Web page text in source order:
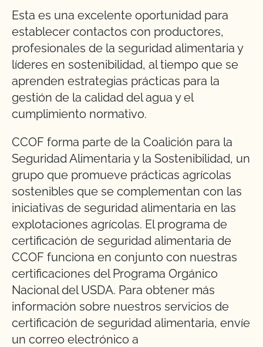
Esta es una excelente oportunidad para
establecer contactos con productores,
profesionales de la seguridad alimentaria y
líderes en sostenibilidad, al tiempo que se
aprenden estrategias prácticas para la
gestión de la calidad del agua y el
cumplimiento normativo.
CCOF forma parte de la Coalición para la
Seguridad Alimentaria y la Sostenibilidad, un
grupo que promueve prácticas agrícolas
sostenibles que se complementan con las
iniciativas de seguridad alimentaria en las
explotaciones agrícolas. El programa de
certificación de seguridad alimentaria de
CCOF funciona en conjunto con nuestras
certificaciones del Programa Orgánico
Nacional del USDA. Para obtener más
información sobre nuestros servicios de
certificación de seguridad alimentaria, envíe
un correo electrónico a